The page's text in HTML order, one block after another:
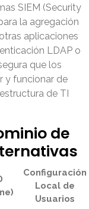
SIEM (Security
la agregación
aplicaciones
LDAP o
que los
y funcionar de
de TI
de
Configuración
Local de
Usuarios